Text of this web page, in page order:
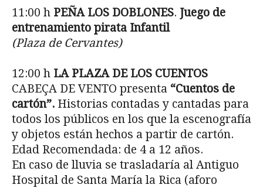
11:00 h PEÑA LOS DOBLONES. Juego de
entrenamiento pirata Infantil
(Plaza de Cervantes)
12:00 h LA PLAZA DE LOS CUENTOS
CABEÇA DE VENTO presenta “Cuentos de
cartón”. Historias contadas y cantadas para
todos los públicos en los que la escenografía
y objetos están hechos a partir de cartón.
Edad Recomendada: de 4 a 12 años.
En caso de lluvia se trasladaría al Antiguo
Hospital de Santa María la Rica (aforo